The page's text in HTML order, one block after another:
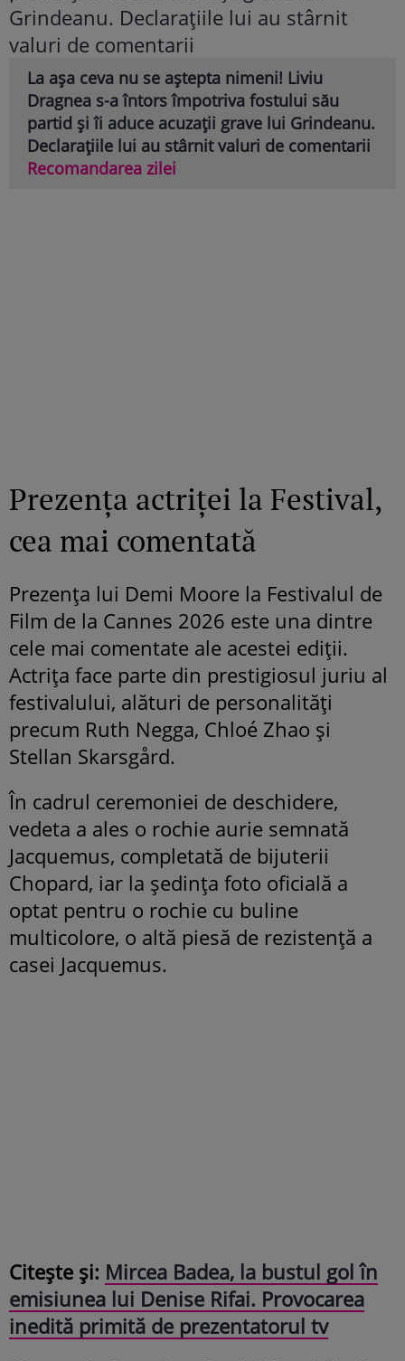
La așa ceva nu se aștepta nimeni! Liviu
Dragnea s-a întors împotriva fostului său
partid și îi aduce acuzații grave lui Grindeanu.
Declarațiile lui au stârnit valuri de comentarii
Recomandarea zilei
Prezența actriței la Festival,
cea mai comentată
Prezența lui Demi Moore la Festivalul de
Film de la Cannes 2026 este una dintre
cele mai comentate ale acestei ediții.
Actrița face parte din prestigiosul juriu al
festivalului, alături de personalități
precum Ruth Negga, Chloé Zhao și
Stellan Skarsgård.
În cadrul ceremoniei de deschidere,
vedeta a ales o rochie aurie semnată
Jacquemus, completată de bijuterii
Chopard, iar la ședința foto oficială a
optat pentru o rochie cu buline
multicolore, o altă piesă de rezistență a
casei Jacquemus.
Citește și: Mircea Badea, la bustul gol în
emisiunea lui Denise Rifai. Provocarea
inedită primită de prezentatorul tv